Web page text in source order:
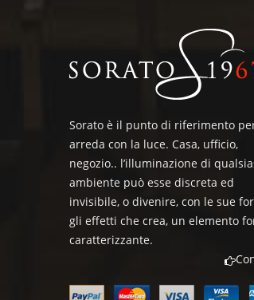
Sorato è il punto di riferimento
arreda con la luce. Casa, ufficio,
negozio.. l’illuminazione di
ambiente può esse discreta ed
invisibile, o divenire, con le sue
gli effetti che crea, un elemento
caratterizzante.